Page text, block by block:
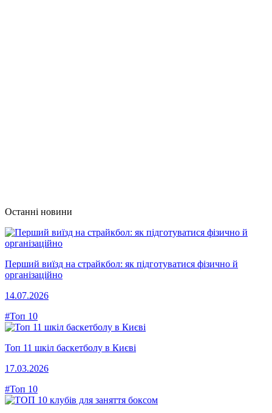
Останні новини
Перший виїзд на страйкбол: як підготуватися фізично й
організаційно
14.07.2026
#Топ 10
Топ 11 шкіл баскетболу в Києві
17.03.2026
#Топ 10